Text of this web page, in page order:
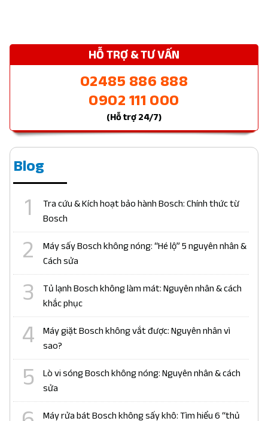
HỖ TRỢ & TƯ VẤN
02485 886 888
0902 111 000
(Hỗ trợ 24/7)
Blog
Tra cứu & Kích hoạt bảo hành Bosch: Chính thức từ
Bosch
Máy sấy Bosch không nóng: “Hé lộ” 5 nguyên nhân &
Cách sửa
Tủ lạnh Bosch không làm mát: Nguyên nhân & cách
khắc phục
Máy giặt Bosch không vắt được: Nguyên nhân vì
sao?
Lò vi sóng Bosch không nóng: Nguyên nhân & cách
sửa
Máy rửa bát Bosch không sấy khô: Tìm hiểu 6 “thủ